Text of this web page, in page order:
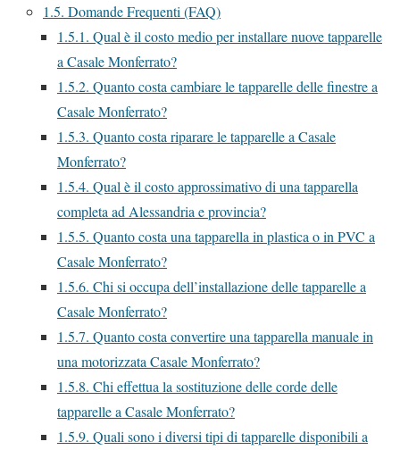
1.5. Domande Frequenti (FAQ)
1.5.1. Qual è il costo medio per installare nuove tapparelle
a Casale Monferrato?
1.5.2. Quanto costa cambiare le tapparelle delle finestre a
Casale Monferrato?
1.5.3. Quanto costa riparare le tapparelle a Casale
Monferrato?
1.5.4. Qual è il costo approssimativo di una tapparella
completa ad Alessandria e provincia?
1.5.5. Quanto costa una tapparella in plastica o in PVC a
Casale Monferrato?
1.5.6. Chi si occupa dell’installazione delle tapparelle a
Casale Monferrato?
1.5.7. Quanto costa convertire una tapparella manuale in
una motorizzata Casale Monferrato?
1.5.8. Chi effettua la sostituzione delle corde delle
tapparelle a Casale Monferrato?
1.5.9. Quali sono i diversi tipi di tapparelle disponibili a